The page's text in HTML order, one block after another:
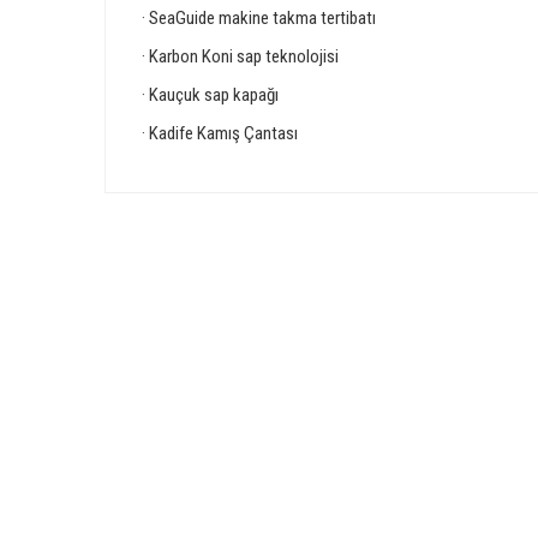
· SeaGuide makine takma tertibatı
· Karbon Koni sap teknolojisi
· Kauçuk sap kapağı
· Kadife Kamış Çantası